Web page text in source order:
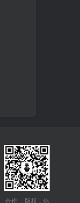
合作 ，版权，信